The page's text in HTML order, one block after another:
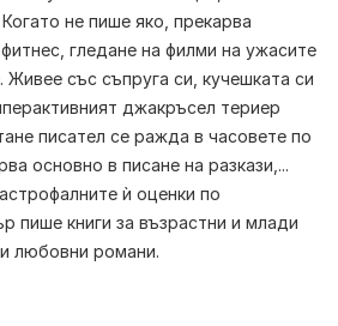
не пише яко, прекарва
гледане на филми на ужасите
Живее със съпруга си, кучешката си
джакръсел териер
писател се ражда в часовете по
основно в писане на разкази,...
ѝ оценки по
пише книги за възрастни и млади
любовни романи.